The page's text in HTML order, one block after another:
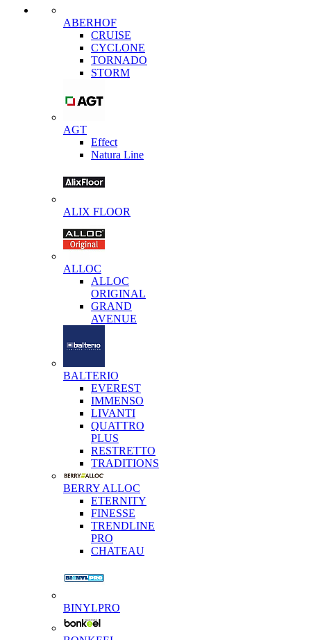
ABERHOF
CRUISE
CYCLONE
TORNADO
STORM
AGT
Effect
Natura Line
ALIX FLOOR
ALLOC
ALLOC
ORIGINAL
GRAND
AVENUE
BALTERIO
EVEREST
IMMENSO
LIVANTI
QUATTRO
PLUS
RESTRETTO
TRADITIONS
BERRY ALLOC
ETERNITY
FINESSE
TRENDLINE
PRO
CHATEAU
BINYLPRO